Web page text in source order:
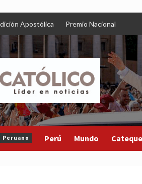
Apostólica Premio Nacional
Peruano Perú Mundo